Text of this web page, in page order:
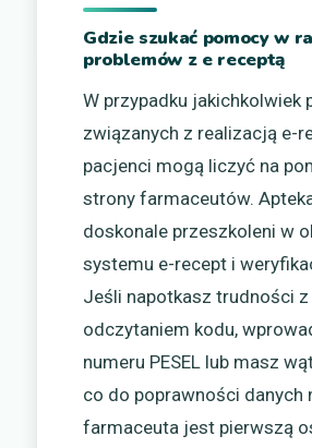
Gdzie szukać pomocy w
problemów z e receptą
W przypadku jakichkolwiek
związanych z realizacją e-
pacjenci mogą liczyć na
strony farmaceutów.
doskonale przeszkoleni w
systemu e-recept i
Jeśli napotkasz trudności z
odczytaniem kodu,
numeru PESEL lub masz
co do poprawności danych
farmaceuta jest pierwszą